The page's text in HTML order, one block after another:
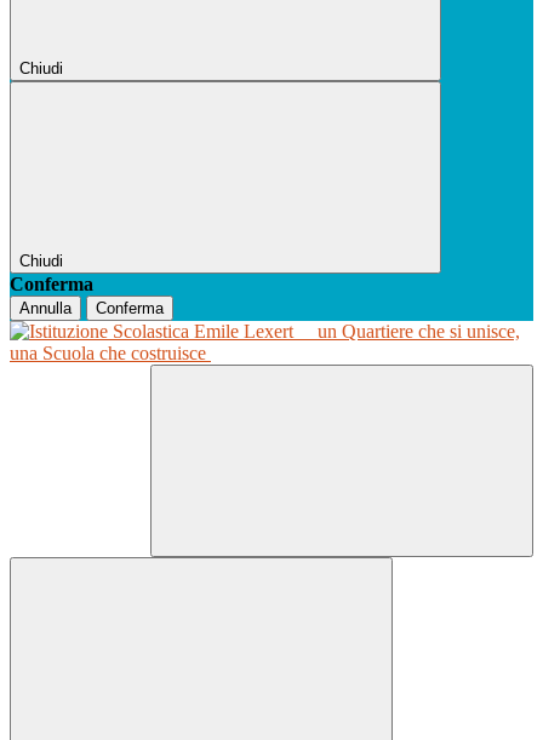
Chiudi
Chiudi
Conferma
Annulla Conferma
un Quartiere che si unisce,
una Scuola che costruisce